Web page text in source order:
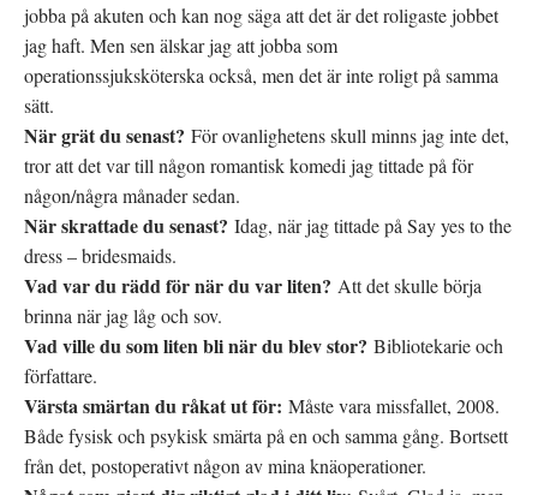
jobba på akuten och kan nog säga att det är det roligaste jobbet
jag haft. Men sen älskar jag att jobba som
operationssjuksköterska också, men det är inte roligt på samma
sätt.
När grät du senast? För ovanlighetens skull minns jag inte det,
tror att det var till någon romantisk komedi jag tittade på för
någon/några månader sedan.
När skrattade du senast? Idag, när jag tittade på Say yes to the
dress – bridesmaids.
Vad var du rädd för när du var liten? Att det skulle börja
brinna när jag låg och sov.
Vad ville du som liten bli när du blev stor? Bibliotekarie och
författare.
Värsta smärtan du råkat ut för: Måste vara missfallet, 2008.
Både fysisk och psykisk smärta på en och samma gång. Bortsett
från det, postoperativt någon av mina knäoperationer.